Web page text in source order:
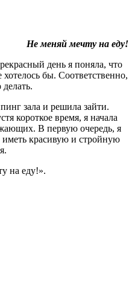
Не меняй мечту на еду!
день я поняла, что
бы. Соответственно,
зала и решила зайти.
короткое время, я начала
В первую очередь, я
иметь красивую и стройную
на еду!».